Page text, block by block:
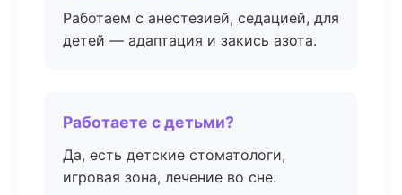
Работаем с анестезией, седацией, для
детей — адаптация и закись азота.
Работаете с детьми?
Да, есть детские стоматологи,
игровая зона, лечение во сне.